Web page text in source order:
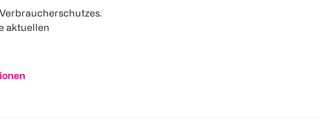
aktuellen